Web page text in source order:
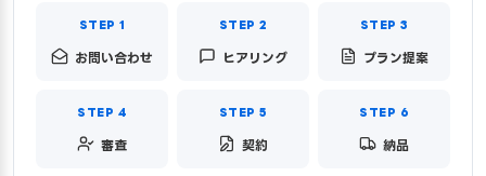
お問い合わせ ヒアリング プラン提案
審査 契約 納品